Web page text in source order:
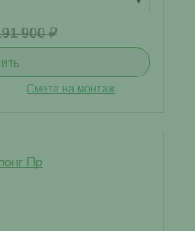
900 ₽
Смета на монтаж
Пр